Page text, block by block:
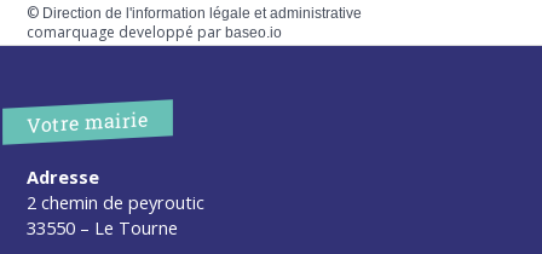
© Direction de l'information légale et administrative
comarquage developpé parbaseo.io
Votre mairie
Adresse
2 chemin de peyroutic
33550 – Le Tourne